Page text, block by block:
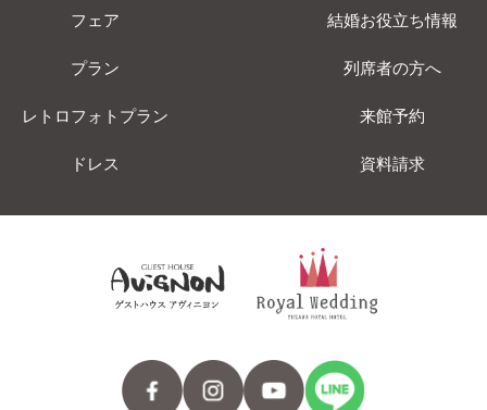
フェア
プラン
レトロフォトプラン
ドレス
結婚お役立ち情報
列席者の方へ
来館予約
資料請求